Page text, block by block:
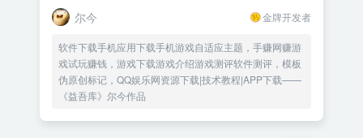
尔今 金牌开发者
软件下载手机应用下载手机游戏自适应主题，手赚网赚游
戏试玩赚钱，游戏下载游戏介绍游戏测评软件测评，模板
伪原创标记，QQ娱乐网资源下载|技术教程|APP下载——
《益吾库》尔今作品